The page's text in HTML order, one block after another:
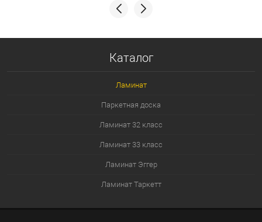
Каталог
Ламинат
Паркетная доска
Ламинат 32 класс
Ламинат 33 класс
Ламинат Эггер
Ламинат Таркетт